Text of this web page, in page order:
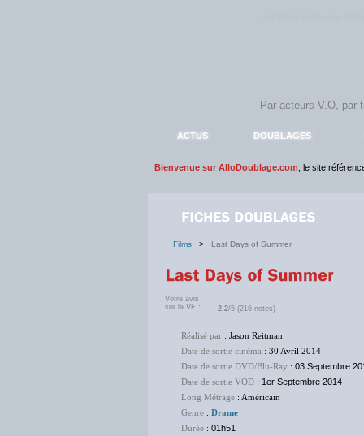
ACTUS DOUBLAGES
Bienvenue sur AlloDoublage.com , le site
Films > Last Days of Summer
Votre avis
sur la VF :
2.2/5 (216 notes)
Réalisé par : Jason Reitman
Date de sortie cinéma : 30 Avril 2014
Date de sortie DVD/Blu-Ray : 03 Septembre
Date de sortie VOD : 1er Septembre 2014
Long Métrage : Américain
Genre : Drame
Durée : 01h51